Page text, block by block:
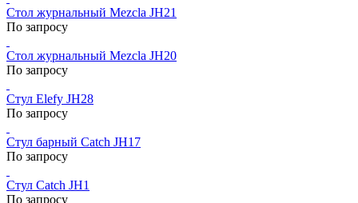
Стол журнальный Mezcla JH21
По запросу
Стол журнальный Mezcla JH20
По запросу
Стул Elefy JH28
По запросу
Стул барный Catch JH17
По запросу
Стул Catch JH1
По запросу